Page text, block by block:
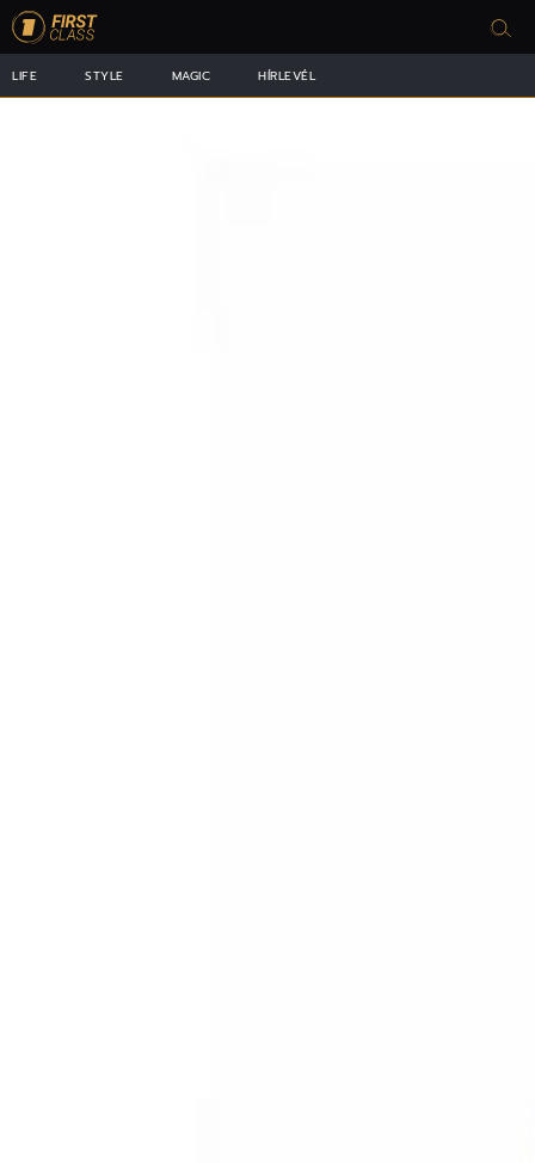
LIFE STYLE MAGIC HÍRLEVÉL